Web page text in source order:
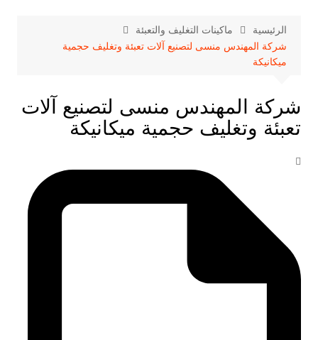
الرئيسية
ماكينات التغليف والتعبئة
شركة المهندس منسى لتصنيع آلات تعبئة وتغليف حجمية
ميكانيكة
شركة المهندس منسى لتصنيع آلات
تعبئة وتغليف حجمية ميكانيكة